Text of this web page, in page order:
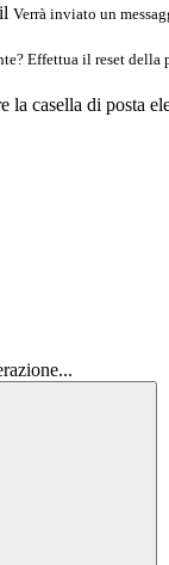
Verrà inviato un
Effettua il reset della
la casella di posta